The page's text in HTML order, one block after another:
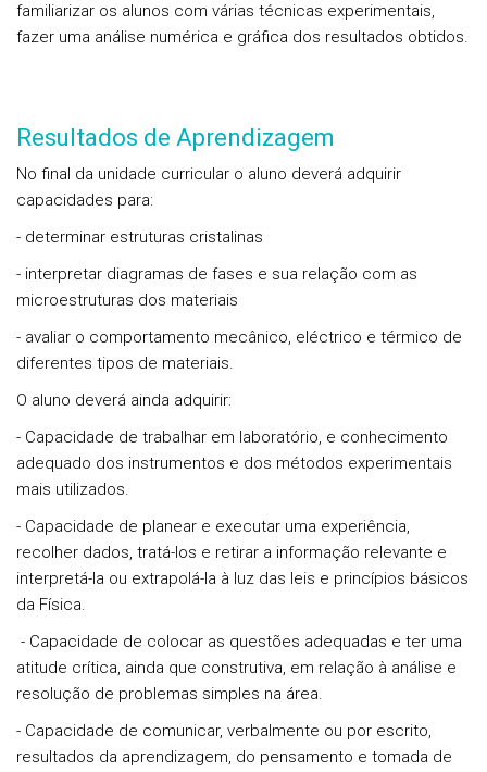
familiarizar os alunos com várias técnicas experimentais,
fazer uma análise numérica e gráfica dos resultados obtidos.
Resultados de Aprendizagem
No final da unidade curricular o aluno deverá adquirir
capacidades para:
- determinar estruturas cristalinas
- interpretar diagramas de fases e sua relação com as
microestruturas dos materiais
- avaliar o comportamento mecânico, eléctrico e térmico de
diferentes tipos de materiais.
O aluno deverá ainda adquirir:
- Capacidade de trabalhar em laboratório, e conhecimento
adequado dos instrumentos e dos métodos experimentais
mais utilizados.
- Capacidade de planear e executar uma experiência,
recolher dados, tratá-los e retirar a informação relevante e
interpretá-la ou extrapolá-la à luz das leis e princípios básicos
da Física.
- Capacidade de colocar as questões adequadas e ter uma
atitude crítica, ainda que construtiva, em relação à análise e
resolução de problemas simples na área.
- Capacidade de comunicar, verbalmente ou por escrito,
resultados da aprendizagem, do pensamento e tomada de